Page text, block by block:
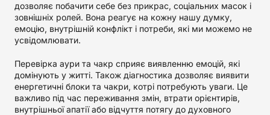
дозволяє побачити себе без прикрас, соціальних масок і
зовнішніх ролей. Вона реагує на кожну нашу думку,
емоцію, внутрішній конфлікт і потреби, які ми можемо не
усвідомлювати.
Перевірка аури та чакр сприяє виявленню емоцій, які
домінують у житті. Також діагностика дозволяє виявити
енергетичні блоки та чакри, котрі потребують уваги. Це
важливо під час переживання змін, втрати орієнтирів,
внутрішньої апатії або відчуття потягу до духовного